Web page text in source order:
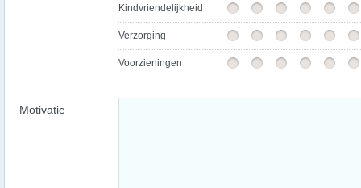
Kindvriendelijkheid
Verzorging
Voorzieningen
Motivatie